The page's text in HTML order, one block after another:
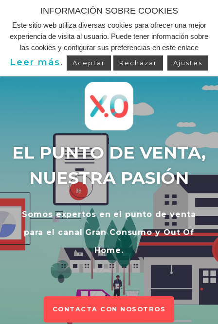
Saltar
al
contenido
EL PUNTO DE VENTA,
NUESTRA PASIÓN
Somos expertos en el punto de venta
para el canal Gran Consumo y Out Of
Home.
CONTACTA CON NOSOTROS
INFORMACIÓN SOBRE COOKIES
Este sitio web utiliza diversas cookies para ofrecer una mejor
experiencia de visita al usuario. Puede tener información sobre
las cookies y configurar sus preferencias en este enlace
Leer más. Aceptar Rechazar Ajustes